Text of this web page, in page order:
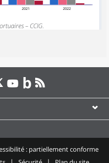
2021 2022
– CCIG.
: partiellement conforme